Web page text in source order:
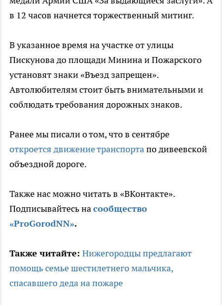
в 12 часов начнется торжественный митинг.
В указанное время на участке от улицы
Пискунова до площади Минина и Пожарского
установят знаки «Въезд запрещен».
Автолюбителям стоит быть внимательными и
соблюдать требования дорожных знаков.
Ранее мы писали о том, что в сентябре
откроется движение транспортапо дивеевской
объездной дороге.
Также нас можно читать в «ВКонтакте».
Подписывайтесь насообщество
«ProGorodNN».
Также читайте: Нижегородцы предлагают
помощь семье шестилетнего мальчика,
спасавшего деда на пожаре